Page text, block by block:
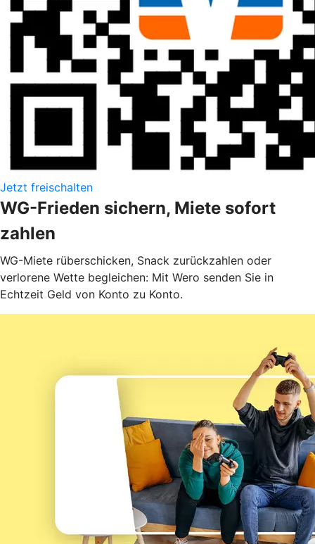
Jetzt freischalten
WG-Frieden sichern, Miete sofort
zahlen
WG-Miete rüberschicken, Snack zurückzahlen oder
verlorene Wette begleichen: Mit Wero senden Sie in
Echtzeit Geld von Konto zu Konto.